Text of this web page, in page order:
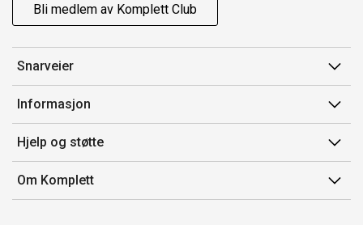
Bli medlem av Komplett Club
Snarveier
Min side
Ordreoversikt
Flex
Komplett Club
Informasjon
Salgsbetingelser
Medlemsvilkår for Komplett Club
Merker/produsent
Hjelp og støtte
Kontakt oss
Kundeservice
Om Komplett